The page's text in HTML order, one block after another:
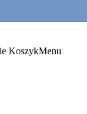
KoszykMenu